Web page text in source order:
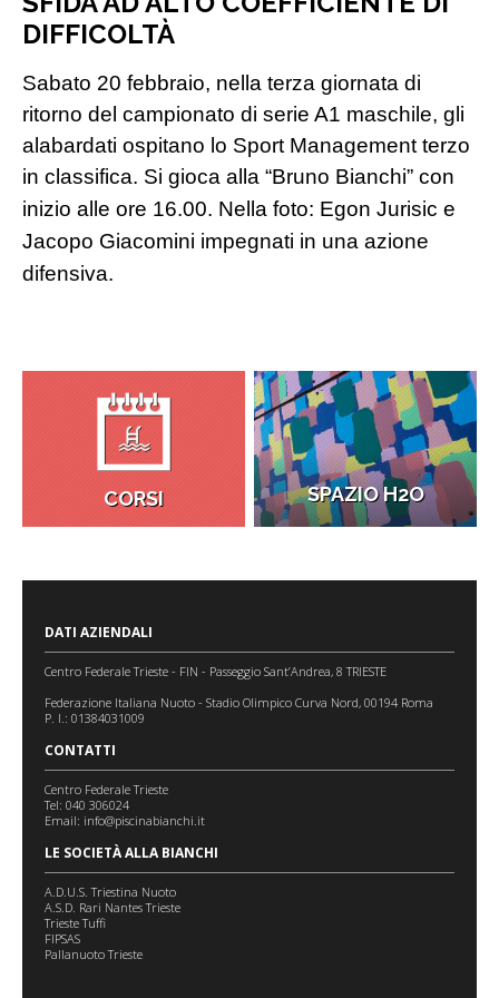
DIFFICOLTÀ
Sabato 20 febbraio, nella terza giornata di
ritorno del campionato di serie A1 maschile, gli
alabardati ospitano lo Sport Management terzo
in classifica. Si gioca alla “Bruno Bianchi” con
inizio alle ore 16.00. Nella foto: Egon Jurisic e
Jacopo Giacomini impegnati in una azione
difensiva.
CORSI SPAZIO H2O
DATI AZIENDALI
Centro Federale Trieste - FIN - Passeggio Sant’Andrea, 8 TRIESTE
Federazione Italiana Nuoto - Stadio Olimpico Curva Nord, 00194 Roma
P. I.: 01384031009
CONTATTI
Centro Federale Trieste
Tel: 040 306024
Email: info@piscinabianchi.it
LE SOCIETÀ ALLA BIANCHI
A.D.U.S. Triestina Nuoto
A.S.D. Rari Nantes Trieste
Trieste Tuffi
FIPSAS
Pallanuoto Trieste